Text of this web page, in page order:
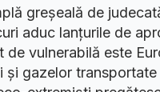
greșeală de
aduc lanțurile de
vulnerabilă este
gazelor